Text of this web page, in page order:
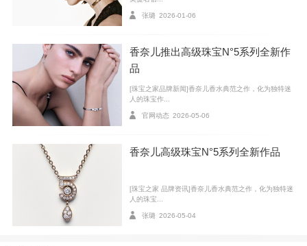
张璐 2026-01-06
香奈儿推出高级珠宝N°5系列全新作
品
[珠宝之家品牌新闻]香奈儿香水典范之作，化为独特迷
人的珠宝作...
官网动态 2026-05-06
香奈儿高级珠宝N°5系列全新作品
[珠宝之家 品牌资讯]香奈儿香水典范之作，化为独特迷
人的珠宝...
张璐 2026-05-04